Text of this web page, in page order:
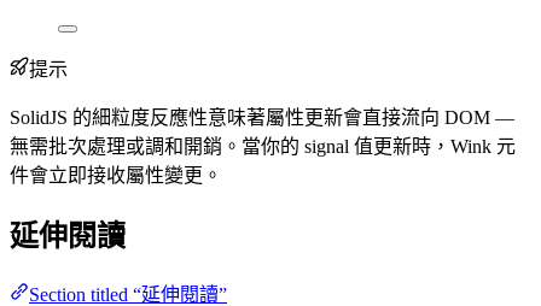
提示
SolidJS 的細粒度反應性意味著屬性更新會直接流向 DOM —
無需批次處理或調和開銷。當你的 signal 值更新時，Wink 元
件會立即接收屬性變更。
延伸閱讀
Section titled “延伸閱讀”